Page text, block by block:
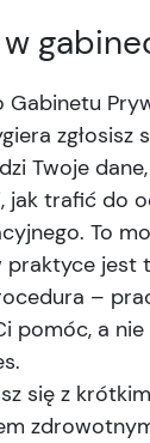
Gabinetu
zgłosisz
Twoje
jak trafić do
To
praktyce jest
–
pomóc, a
się z krótkim